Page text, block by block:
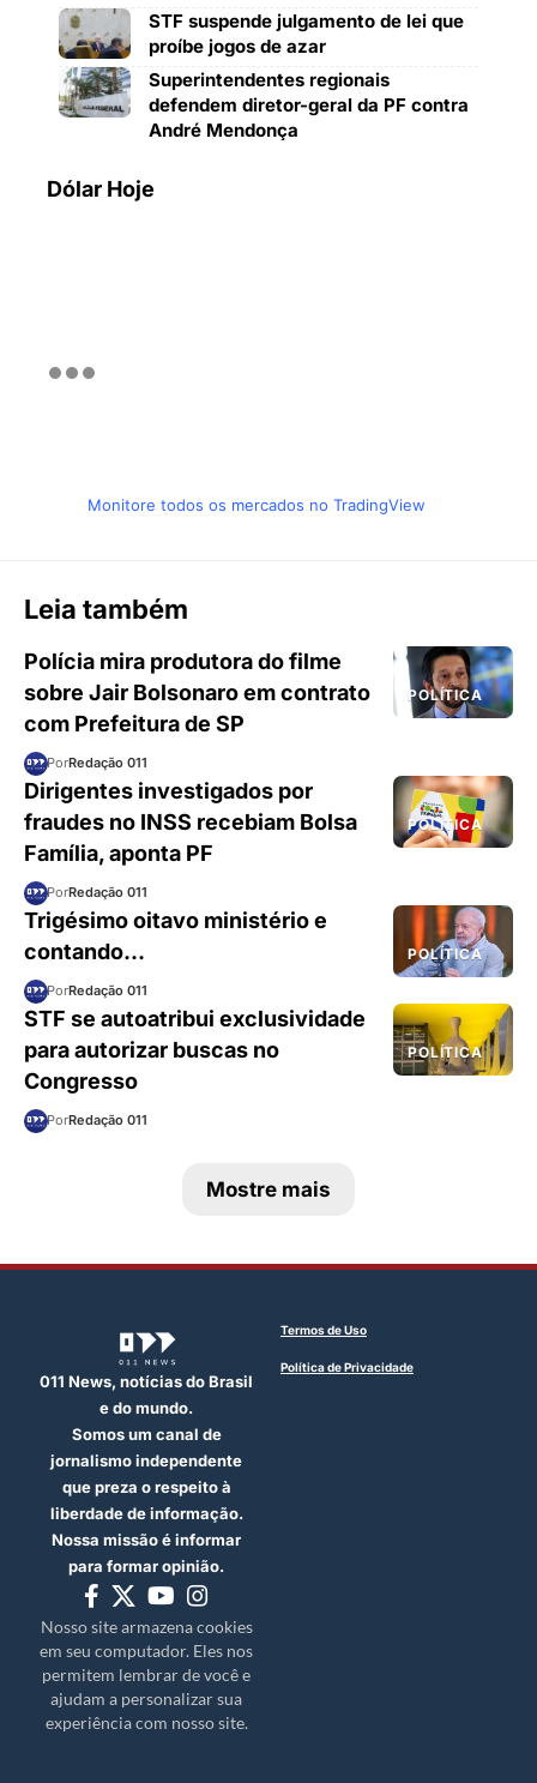
STF suspende julgamento de lei que
proíbe jogos de azar
Superintendentes regionais
defendem diretor-geral da PF contra
André Mendonça
Dólar Hoje
Monitore todos os mercados no TradingView
Leia também
POLÍTICA
Polícia mira produtora do filme
sobre Jair Bolsonaro em contrato
com Prefeitura de SP
PorRedação 011
POLÍTICA
Dirigentes investigados por
fraudes no INSS recebiam Bolsa
Família, aponta PF
PorRedação 011
POLÍTICA
Trigésimo oitavo ministério e
contando…
PorRedação 011
POLÍTICA
STF se autoatribui exclusividade
para autorizar buscas no
Congresso
PorRedação 011
Mostre mais
011 News, notícias do Brasil
e do mundo.
Somos um canal de
jornalismo independente
que preza o respeito à
liberdade de informação.
Nossa missão é informar
para formar opinião.
Nosso site armazena cookies
em seu computador. Eles nos
permitem lembrar de você e
ajudam a personalizar sua
experiência com nosso site.
Termos de Uso
Política de Privacidade